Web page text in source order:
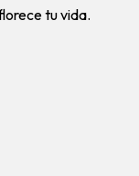
tu vida.